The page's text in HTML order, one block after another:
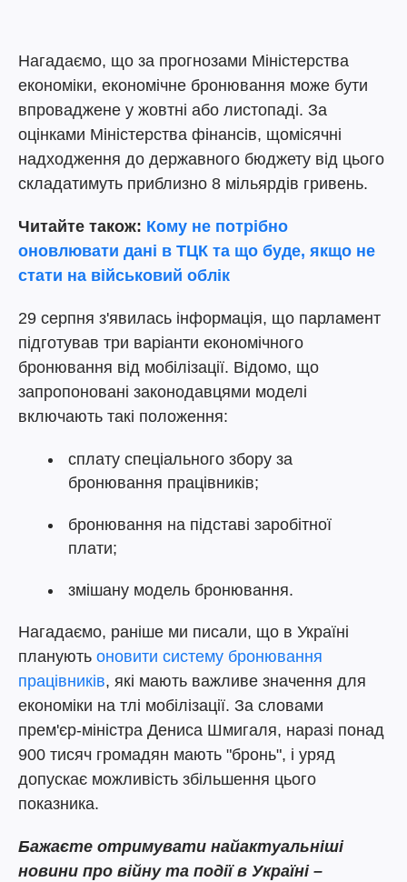
Нагадаємо, що за прогнозами Міністерства
економіки, економічне бронювання може бути
впроваджене у жовтні або листопаді. За
оцінками Міністерства фінансів, щомісячні
надходження до державного бюджету від цього
складатимуть приблизно 8 мільярдів гривень.
Читайте також: Кому не потрібно
оновлювати дані в ТЦК та що буде, якщо не
стати на військовий облік
29 серпня з'явилась інформація, що парламент
підготував три варіанти економічного
бронювання від мобілізації. Відомо, що
запропоновані законодавцями моделі
включають такі положення:
сплату спеціального збору за
бронювання працівників;
бронювання на підставі заробітної
плати;
змішану модель бронювання.
Нагадаємо, раніше ми писали, що в Україні
планують оновити систему бронювання
працівників, які мають важливе значення для
економіки на тлі мобілізації. За словами
прем'єр-міністра Дениса Шмигаля, наразі понад
900 тисяч громадян мають "бронь", і уряд
допускає можливість збільшення цього
показника.
Бажаєте отримувати найактуальніші
новини про війну та події в Україні –